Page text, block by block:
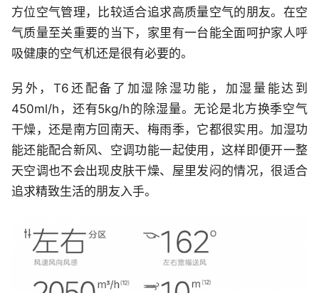
方位空气管理，比较适合追求高质量空气的朋友。在空
气质量至关重要的当下，家里有一台能全面呵护家人呼
吸健康的空气机还是很有必要的。
另外，T6还配备了加湿除湿功能，加湿量能达到
450ml/h，还有5kg/h的除湿量。无论是北方换季空气
干燥，还是南方回南天、梅雨季，它都很实用。加湿功
能还能配合新风、空调功能一起使用，这样即便开一整
天空调也不会出现皮肤干燥、屋里发闷的情况，很适合
追求精致生活的朋友入手。